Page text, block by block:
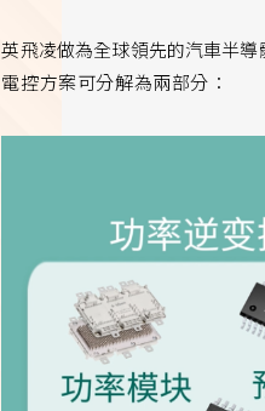
英飛凌做為全球領先的汽車半
電控方案可分解為兩部分：